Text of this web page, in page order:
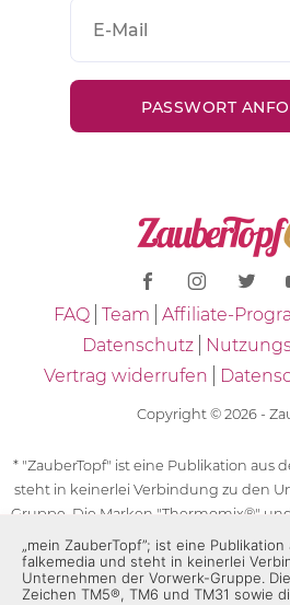
FAQ Team Affiliate-
Datenschutz
Vertrag widerrufen
Copyright © 2026 -
* "ZauberTopf" ist eine Publikation aus
steht in keinerlei Verbindung zu den
Gruppe. Die Marken "Thermomix®"
des "Thermomix®" sind eingetragene
der Vorwerk-Gruppe. Die Marken
TM6 und TM31 sowie die
„mein ZauberTopf”; ist eine
falkemedia und steht in keinerlei
Unternehmen der Vorwerk-Gruppe.
Zeichen TM5®, TM6 und TM31 sowie